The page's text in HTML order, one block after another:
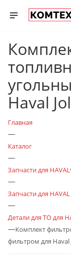
Haval
Главная
—
Каталог
—
Запчасти для HAVAL
—
Запчасти для HAVAL
—
Детали для ТО для
—Комплект
фильтром для Haval